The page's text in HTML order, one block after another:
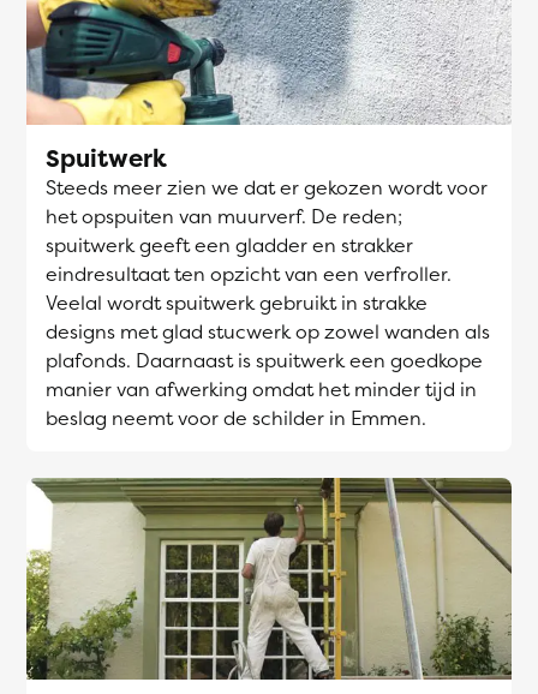
Spuitwerk
Steeds meer zien we dat er gekozen wordt voor
het opspuiten van muurverf. De reden;
spuitwerk geeft een gladder en strakker
eindresultaat ten opzicht van een verfroller.
Veelal wordt spuitwerk gebruikt in strakke
designs met glad stucwerk op zowel wanden als
plafonds. Daarnaast is spuitwerk een goedkope
manier van afwerking omdat het minder tijd in
beslag neemt voor de schilder in Emmen.